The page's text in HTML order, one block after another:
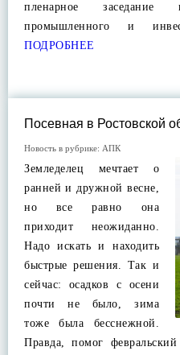
пленарное
промышленного и
ПОДРОБНЕЕ
Посевная в Ростовской
Новость в рубрике: АПК
Земледелец мечтает о
ранней и дружной весне,
но все равно она
приходит неожиданно.
Надо искать и находить
быстрые решения. Так и
сейчас: осадков с осени
почти не было, зима
тоже была бесснежной.
Правда, помог